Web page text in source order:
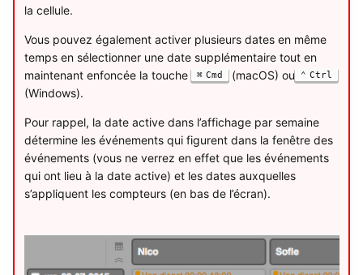
la cellule.
Vous pouvez également activer plusieurs dates en même
temps en sélectionner une date supplémentaire tout en
maintenant enfoncée la touche
Cmd (macOS) ou Ctrl
(Windows).
Pour rappel, la date active dans l’affichage par semaine
détermine les événements qui figurent dans la fenêtre des
événements (vous ne verrez en effet que les événements
qui ont lieu à la date active) et les dates auxquelles
s’appliquent les compteurs (en bas de l’écran).